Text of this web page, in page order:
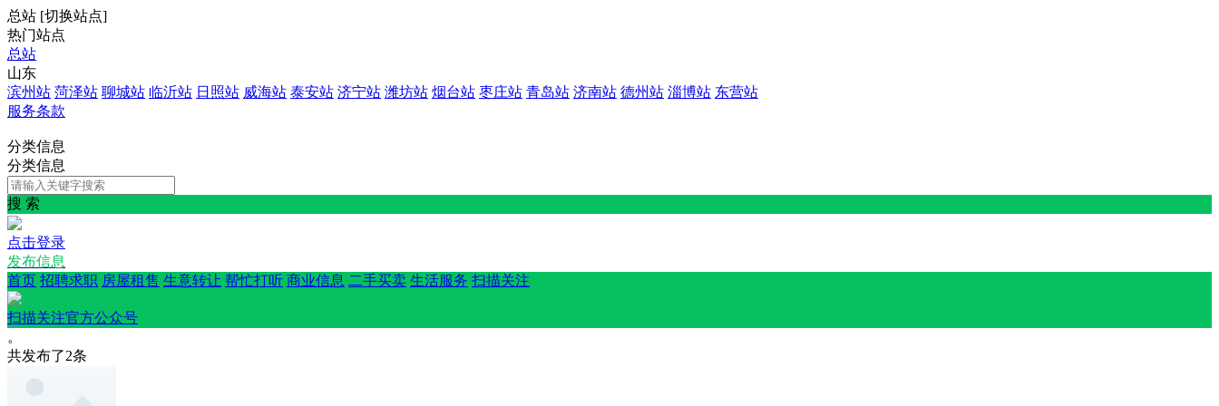
总站 [切换站点]
热门站点
总站
山东
滨州站 菏泽站 聊城站 临沂站 日照站 威海站 泰安站 济宁站 潍坊站 烟台站 枣庄站 青岛站 济南站 德州站 淄博站 东营站
服务条款
分类信息
分类信息
搜 索
点击登录
发布信息
首页 招聘求职 房屋租售 生意转让 帮忙打听 商业信息 二手买卖 生活服务 扫描关注
扫描关注官方公众号
。
共发布了2条